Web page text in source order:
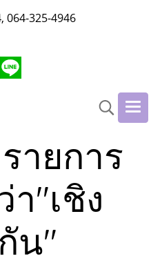
064-325-4946
ายการ
"เชิง
น"